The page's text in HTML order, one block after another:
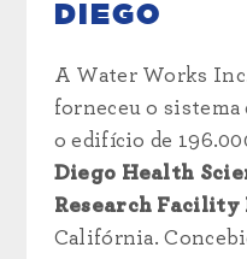
DIEGO
A Water Works
forneceu o sistema
o edifício de
Diego Health
Research Facility
Califórnia.